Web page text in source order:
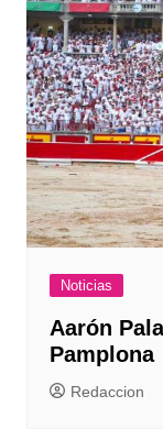
Noticias
Aarón
Pamplona
Redaccion